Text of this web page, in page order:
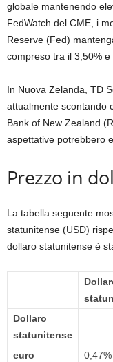
globale mantenendo
FedWatch del CME, i
Reserve (Fed)
compreso tra il 3,50% e
In Nuova Zelanda, TD
attualmente scontando
Bank of New Zealand
aspettative potrebbero
Prezzo in
La tabella seguente
statunitense (USD)
dollaro statunitense è
Dollaro
statunitense
euro 0,47%